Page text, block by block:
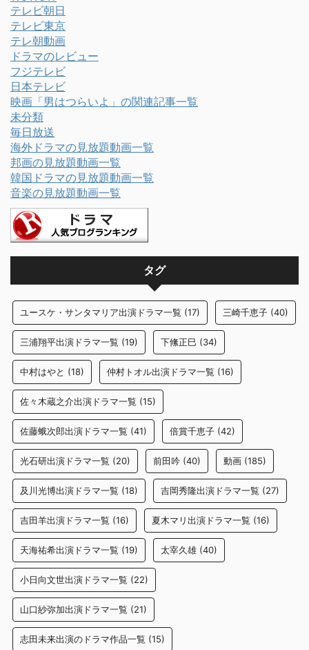
テレビ朝日
テレビ東京
テレ朝動画
ドラマのレビュー
フジテレビ
日本テレビ
映画「男はつらいよ」の関連記事一覧
未分類
毎日放送
海外ドラマの見放題動画一覧
邦画の見放題動画一覧
韓国ドラマの見放題動画一覧
音楽の見放題動画一覧
タグ
ユースケ・サンタマリア出演ドラマ一覧 (17) 三崎千恵子 (40)
三浦翔平出演ドラマ一覧 (19) 下絛正巳 (34)
中村はやと (18) 仲村トオル出演ドラマ一覧 (16)
佐々木蔵之介出演ドラマ一覧 (15)
佐藤蛾次郎出演ドラマ一覧 (41) 倍賞千恵子 (42)
光石研出演ドラマ一覧 (20) 前田吟 (40) 動画 (185)
及川光博出演ドラマ一覧 (18) 吉岡秀隆出演ドラマ一覧 (27)
吉田羊出演ドラマ一覧 (16) 夏木マリ出演ドラマ一覧 (16)
天海祐希出演ドラマ一覧 (19) 太宰久雄 (40)
小日向文世出演ドラマ一覧 (22)
山口紗弥加出演ドラマ一覧 (21)
志田未来出演のドラマ作品一覧 (15)